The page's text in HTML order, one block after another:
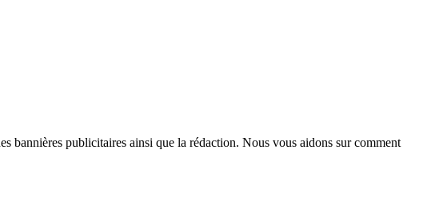
bannières publicitaires ainsi que la rédaction. Nous vous aidons sur comment